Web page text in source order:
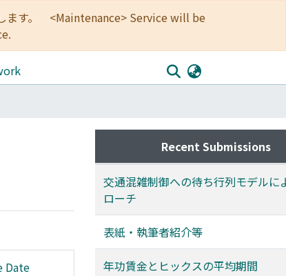
ます。 <Maintenance> Service will be
Date
Recent Submissions
交通混雑制御への待ち行列モデルに
ローチ
表紙・執筆者紹介等
年功賃金とヒックスの平均期間